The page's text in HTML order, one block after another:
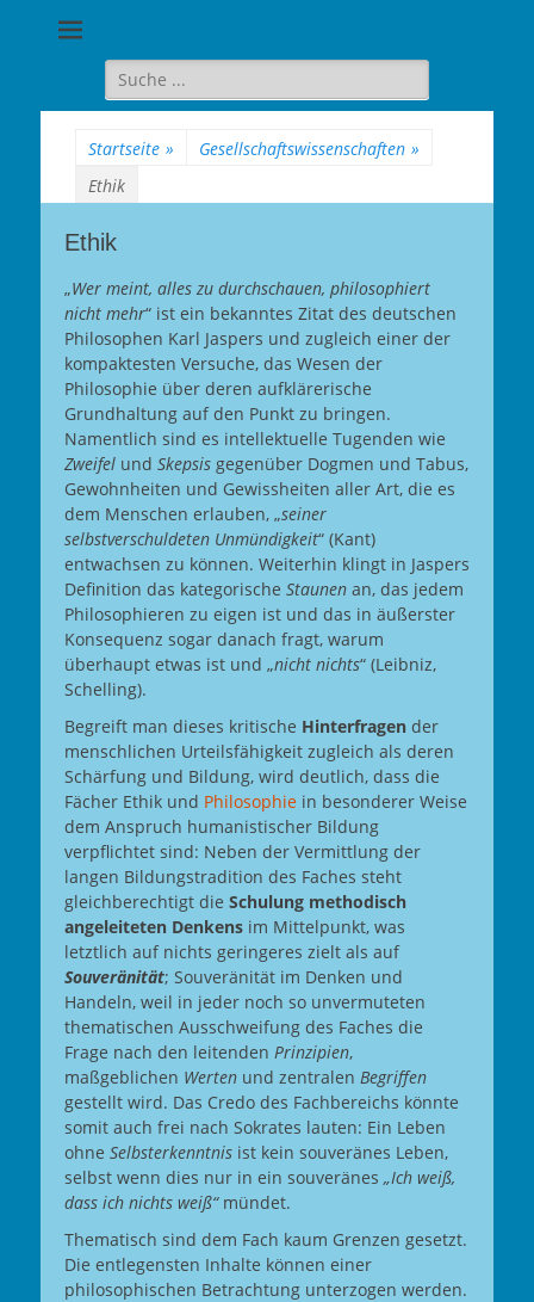
Berlin-
Wilmersdorf
Suche
für:
Startseite » Gesellschaftswissenschaften »
Ethik
Ethik
„Wer meint, alles zu durchschauen, philosophiert
nicht mehr“ ist ein bekanntes Zitat des deutschen
Philosophen Karl Jaspers und zugleich einer der
kompaktesten Versuche, das Wesen der
Philosophie über deren aufklärerische
Grundhaltung auf den Punkt zu bringen.
Namentlich sind es intellektuelle Tugenden wie
Zweifel und Skepsis gegenüber Dogmen und Tabus,
Gewohnheiten und Gewissheiten aller Art, die es
dem Menschen erlauben, „seiner
selbstverschuldeten Unmündigkeit“ (Kant)
entwachsen zu können. Weiterhin klingt in Jaspers
Definition das kategorische Staunen an, das jedem
Philosophieren zu eigen ist und das in äußerster
Konsequenz sogar danach fragt, warum
überhaupt etwas ist und „nicht nichts“ (Leibniz,
Schelling).
Begreift man dieses kritische Hinterfragen der
menschlichen Urteilsfähigkeit zugleich als deren
Schärfung und Bildung, wird deutlich, dass die
Fächer Ethik und Philosophie in besonderer Weise
dem Anspruch humanistischer Bildung
verpflichtet sind: Neben der Vermittlung der
langen Bildungstradition des Faches steht
gleichberechtigt die Schulung methodisch
angeleiteten Denkens im Mittelpunkt, was
letztlich auf nichts geringeres zielt als auf
Souveränität; Souveränität im Denken und
Handeln, weil in jeder noch so unvermuteten
thematischen Ausschweifung des Faches die
Frage nach den leitenden Prinzipien,
maßgeblichen Werten und zentralen Begriffen
gestellt wird. Das Credo des Fachbereichs könnte
somit auch frei nach Sokrates lauten: Ein Leben
ohne Selbsterkenntnis ist kein souveränes Leben,
selbst wenn dies nur in ein souveränes „Ich weiß,
dass ich nichts weiß“mündet.
Thematisch sind dem Fach kaum Grenzen gesetzt.
Die entlegensten Inhalte können einer
philosophischen Betrachtung unterzogen werden.